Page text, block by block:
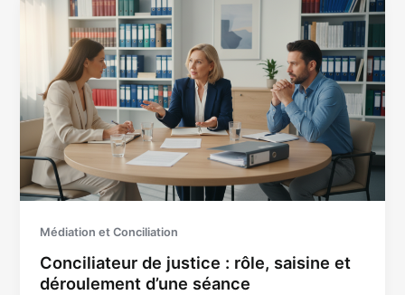
Médiation et Conciliation
Conciliateur de justice : rôle, saisine et
déroulement d’une séance